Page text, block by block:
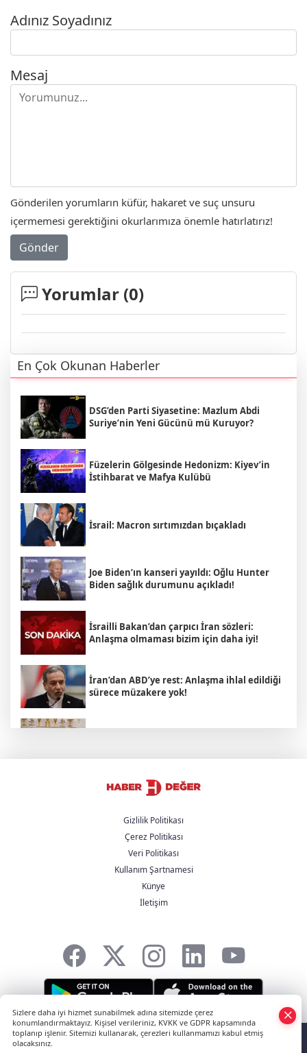
Adınız Soyadınız
Mesaj
Gönderilen yorumların küfür, hakaret ve suç unsuru
içermemesi gerektiğini okurlarımıza önemle hatırlatırız!
Gönder
Yorumlar (0)
En Çok Okunan Haberler
DSG’den Parti Siyasetine: Mazlum Abdi
Suriye’nin Yeni Gücünü mü Kuruyor?
Füzelerin Gölgesinde Hedonizm: Kiyev’in
İstihbarat ve Mafya Kulübü
İsrail: Macron sırtımızdan bıçakladı
Joe Biden’ın kanseri yayıldı: Oğlu Hunter
Biden sağlık durumunu açıkladı!
İsrailli Bakan’dan çarpıcı İran sözleri:
Anlaşma olmaması bizim için daha iyi!
İran’dan ABD’ye rest: Anlaşma ihlal edildiği
sürece müzakere yok!
Fransa yangınların sorumlusunu arıyor:
Yüzlerce kişi gözaltında
Galatasaray’a transferde çifte darbe!
Rusya’dan Odesa’ya gece saldırısı: Liman ve
enerji tesisleri vuruldu
Gizlilik Politikası
Çerez Politikası
Veri Politikası
Kullanım Şartnamesi
Künye
İletişim
HABER YAZILIMIve TURKTICARET.NET projesidir Copyright© 2006-2026
Sizlere daha iyi hizmet sunabilmek adına sitemizde çerez
konumlandırmaktayız. Kişisel verileriniz, KVKK ve GDPR kapsamında
toplanıp işlenir. Sitemizi kullanarak, çerezleri kullanmamızı kabul etmiş
olacaksınız.